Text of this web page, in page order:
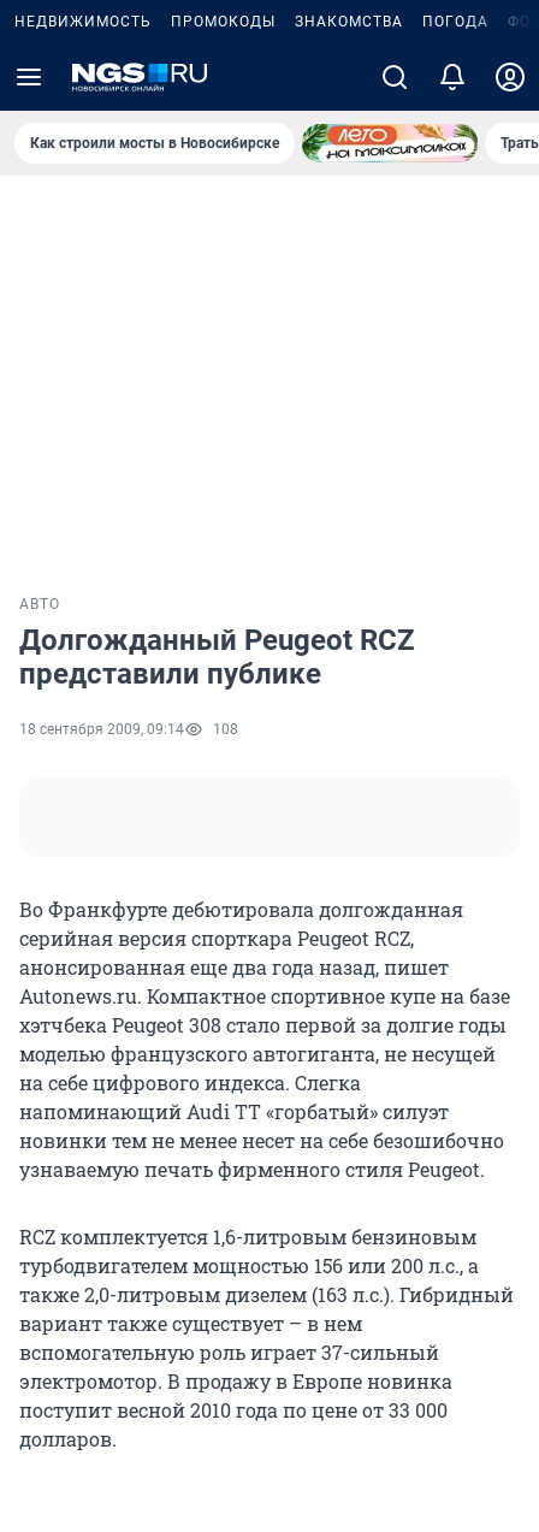
НЕДВИЖИМОСТЬ ПРОМОКОДЫ ЗНАКОМСТВА ПОГОДА
Как строили мосты в Новосибирске
АВТО
Долгожданный Peugeot RCZ
представили публике
18 сентября 2009, 09:14 108
Во Франкфурте дебютировала долгожданная
серийная версия спорткара Peugeot RCZ,
анонсированная еще два года назад, пишет
Autonews.ru. Компактное спортивное купе на базе
хэтчбека Peugeot 308 стало первой за долгие годы
моделью французского автогиганта, не несущей
на себе цифрового индекса. Слегка
напоминающий Audi TT «горбатый» силуэт
новинки тем не менее несет на себе безошибочно
узнаваемую печать фирменного стиля Peugeot.
RCZ комплектуется 1,6-литровым бензиновым
турбодвигателем мощностью 156 или 200 л.с., а
также 2,0-литровым дизелем (163 л.с.). Гибридный
вариант также существует – в нем
вспомогательную роль играет 37-сильный
электромотор. В продажу в Европе новинка
поступит весной 2010 года по цене от 33 000
долларов.